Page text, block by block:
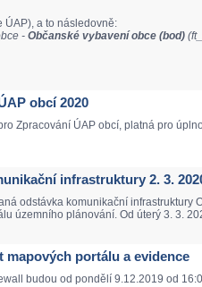
ÚAP), a to následovně:
- Občanské vybavení obce (bod)
obcí 2020
Zpracování ÚAP obcí, platná pro
infrastruktury 2. 3.
odstávka komunikační infrastruktury
územního plánování. Od úterý 3. 3.
mapových portálu a evidence
budou od pondělí 9.12.2019 od